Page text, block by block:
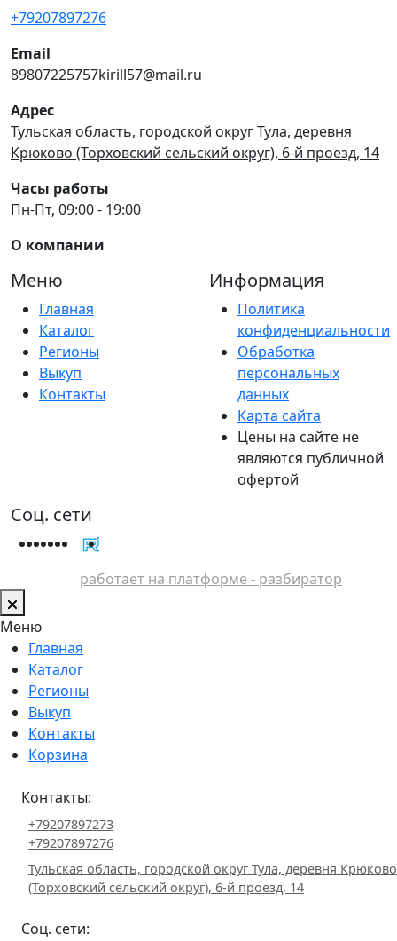
+79207897276
Email
89807225757kirill57@mail.ru
Адрес
Тульская область, городской округ Тула, деревня
Крюково (Торховский сельский округ), 6-й проезд, 14
Часы работы
Пн-Пт, 09:00 - 19:00
О компании
Меню
Главная
Каталог
Регионы
Выкуп
Контакты
Информация
Политика
конфиденциальности
Обработка
персональных
данных
Карта сайта
Цены на сайте не
являются публичной
офертой
Соц. сети
работает на платформе - разбиратор
Меню
Главная
Каталог
Регионы
Выкуп
Контакты
Корзина
Контакты:
+79207897273
+79207897276
Тульская область, городской округ Тула, деревня Крюково
(Торховский сельский округ), 6-й проезд, 14
Соц. сети: